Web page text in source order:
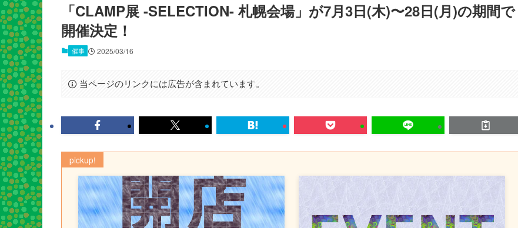
「CLAMP展 -SELECTION- 札幌会場」が7月3日(木)〜28日(月)の期間で
開催決定！
催事 2025/03/16
当ページのリンクには広告が含まれています。
pickup!